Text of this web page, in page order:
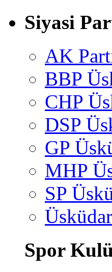
Siyasi
AK
BBP
CHP
DSP
GP
MHP
SP
Spor